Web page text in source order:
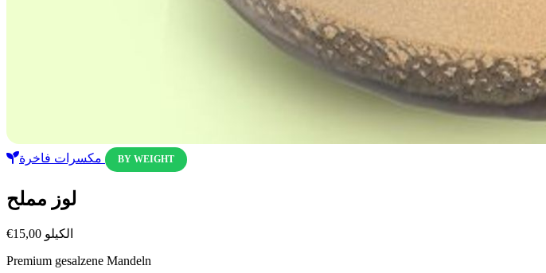
BY WEIGHT
لوز مملح
€15,00 الكيلو
Premium gesalzene Mandeln